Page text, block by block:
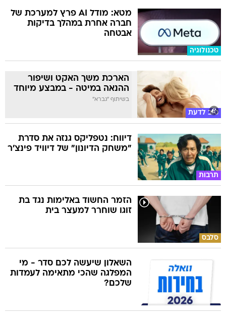
טכנולוגיה
מטא: מודל AI פרץ למערכת של
חברה אחרת במהלך בדיקות
אבטחה
טוב לדעת
הארכת משך האקט ושיפור
ההנאה במיטה - במבצע מיוחד
בשיתוף "גברא"
תרבות
דיווח: נטפליקס גנזה את סדרת
"משחק הדיונון" של דיוויד פינצ'ר
סלבס
הזמר החשוד באלימות נגד בת
זוגו שוחרר למעצר בית
השאלון שיעשה לכם סדר - מי
המפלגה שהכי מתאימה לעמדות
שלכם?